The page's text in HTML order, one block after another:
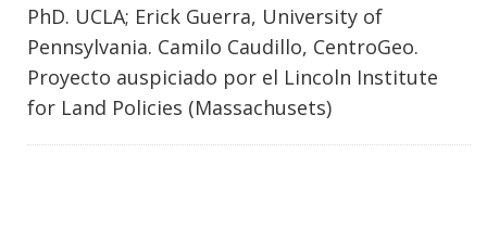
PhD. UCLA; Erick Guerra, University of
Pennsylvania. Camilo Caudillo, CentroGeo.
Proyecto auspiciado por el Lincoln Institute
for Land Policies (Massachusets)